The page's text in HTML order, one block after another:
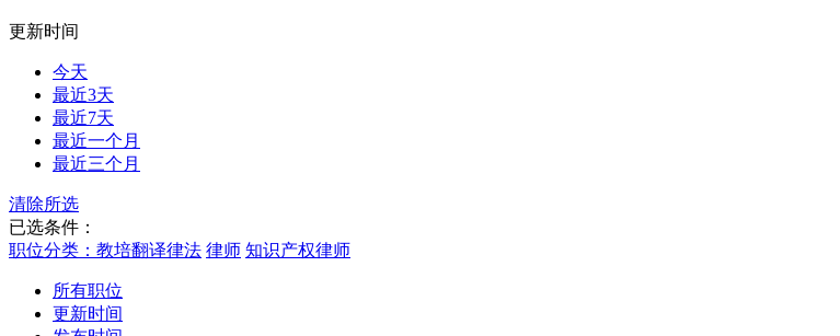
更新时间
今天
最近3天
最近7天
最近一个月
最近三个月
清除所选
已选条件：
职位分类：教培翻译律法 律师 知识产权律师
所有职位
更新时间